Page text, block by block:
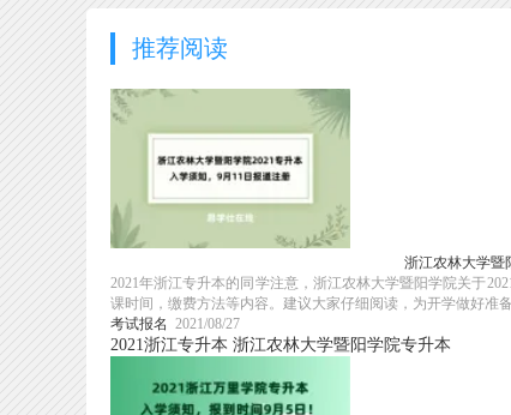
方案 含考试科目及时间
推荐阅读
浙江农林大学暨
2021年浙江专升本的同学注意，浙江农林大学暨阳学院关于
课时间，缴费方法等内容。建议大家仔细阅读，为开学做好准
考试报名 2021/08/27
2021浙江专升本 浙江农林大学暨阳学院专升本